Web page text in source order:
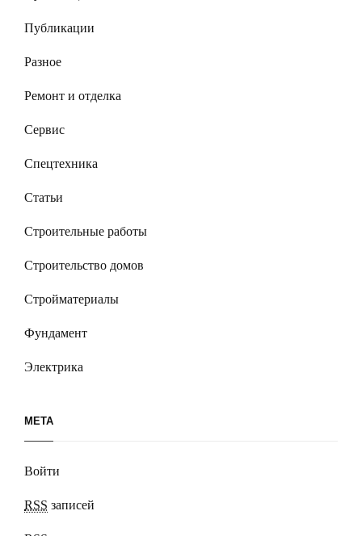
Публикации
Разное
Ремонт и отделка
Сервис
Спецтехника
Статьи
Строительные работы
Строительство домов
Стройматериалы
Фундамент
Электрика
МЕТА
Войти
RSS записей